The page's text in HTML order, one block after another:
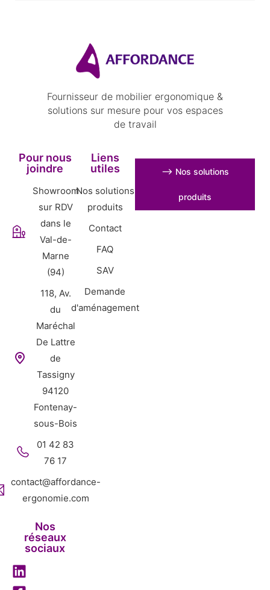
Fournisseur de mobilier ergonomique &
solutions sur mesure pour vos espaces
de travail
Pour nous
joindre
Showroom
sur RDV
dans le
Val-de-
Marne
(94)
118, Av.
du
Maréchal
De Lattre
de
Tassigny
94120
Fontenay-
sous-Bois
01 42 83
76 17
contact@affordance-
ergonomie.com
Nos
réseaux
sociaux
Liens
utiles
Nos solutions
produits
Contact
FAQ
SAV
Demande
d'aménagement
⟶ Nos solutions
produits